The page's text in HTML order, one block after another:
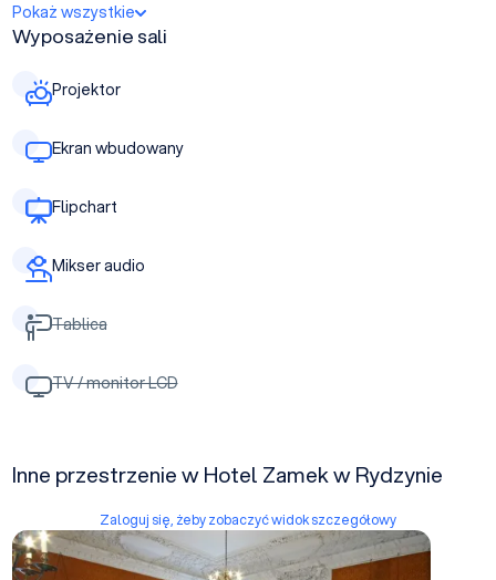
Pokaż wszystkie
Wyposażenie sali
Projektor
Ekran wbudowany
Flipchart
Mikser audio
Tablica
TV / monitor LCD
Inne przestrzenie w Hotel Zamek w Rydzynie
Zaloguj się, żeby zobaczyć widok szczegółowy
Sala 4 Pór Roku